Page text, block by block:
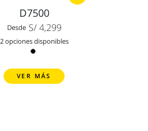
D7500
Desde S/ 4,299
2 opciones disponibles
VER MÁS